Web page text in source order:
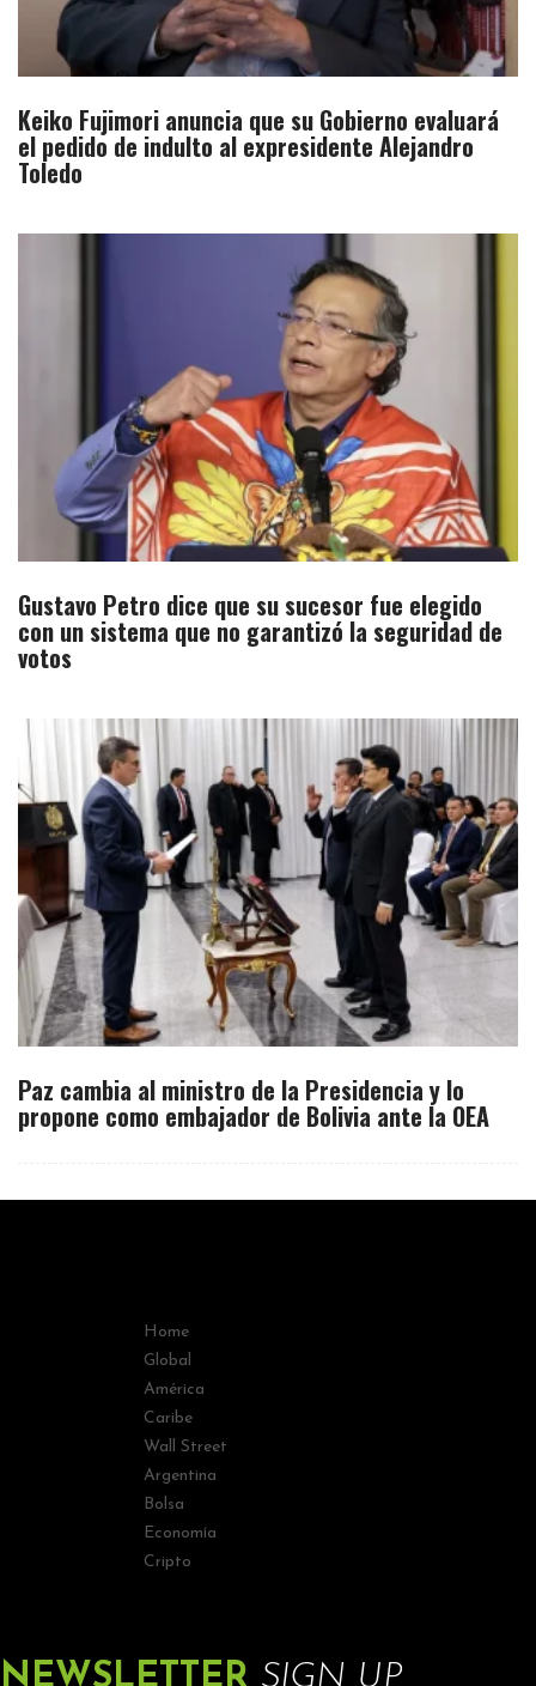
Keiko Fujimori anuncia que su Gobierno evaluará
el pedido de indulto al expresidente Alejandro
Toledo
Gustavo Petro dice que su sucesor fue elegido
con un sistema que no garantizó la seguridad de
votos
Paz cambia al ministro de la Presidencia y lo
propone como embajador de Bolivia ante la OEA
Home
Global
América
Caribe
Wall Street
Argentina
Bolsa
Economía
Cripto
NEWSLETTER SIGN UP